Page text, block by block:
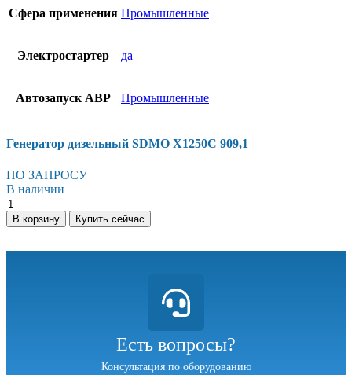
Сфера применения Промышленные
Электростартер да
Автозапуск АВР Промышленные
Генератор дизельный SDMO X1250C 909,1
ПО ЗАПРОСУ
В наличии
В корзину Купить сейчас
Есть вопросы?
Консультация по оборудованию